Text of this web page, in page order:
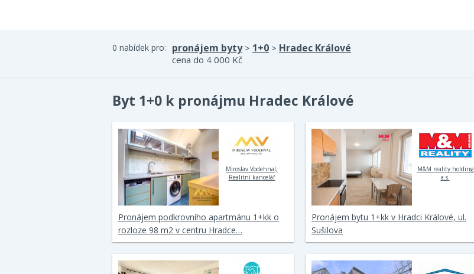
0 nabídek pro: pronájem byty> 1+0 > Hradec Králové
cena do 4 000 Kč
Byt 1+0 k pronájmu Hradec Králové
Miroslav Vodehnal,
Realitní kancelář
Pronájem podkrovního apartmánu 1+kk o
rozloze 98 m2 v centru Hradce…
M&M reality holding
a.s.
Pronájem bytu 1+kk v Hradci Králové, ul.
Sušilova